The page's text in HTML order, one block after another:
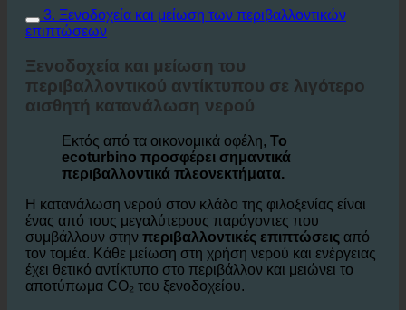
επιπτώσεων
Ξενοδοχεία και μείωση του
περιβαλλοντικού αντίκτυπου σε λιγότερο
αισθητή κατανάλωση νερού
Εκτός από τα οικονομικά οφέλη,Το
περιβαλλοντικά πλεονεκτήματα.
Η κατανάλωση νερού στον κλάδο της φιλοξενίας είναι
ένας από τους μεγαλύτερους παράγοντες που
συμβάλλουν στηνπεριβαλλοντικές επιπτώσεις από
τον τομέα. Κάθε μείωση στη χρήση νερού και ενέργειας